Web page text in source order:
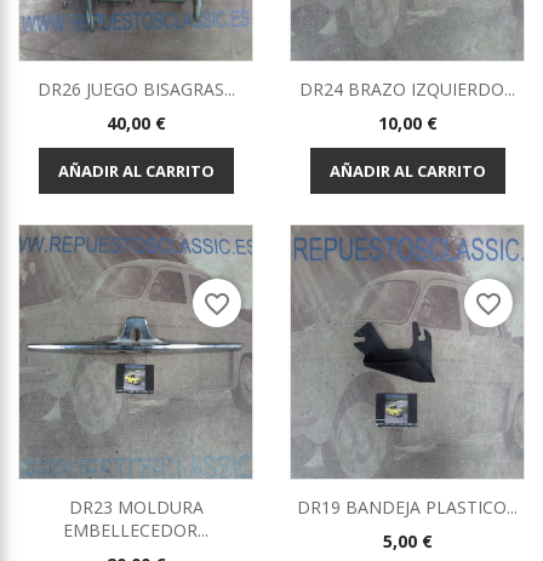
DR26 JUEGO BISAGRAS...
Precio
40,00 €
AÑADIR AL CARRITO
DR24 BRAZO IZQUIERDO...
Precio
10,00 €
AÑADIR AL CARRITO
DR23 MOLDURA
EMBELLECEDOR...
favorite_border
DR19 BANDEJA PLASTICO...
Precio
5,00 €
favorite_border